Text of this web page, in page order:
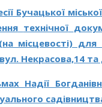
Бучацької
технічної
місцевості)
Некрасова,14
Надії